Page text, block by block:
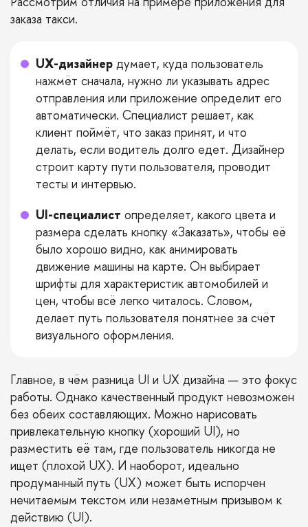
заказа такси.
UX-дизайнер думает, куда пользователь
нажмёт сначала, нужно ли указывать адрес
отправления или приложение определит его
автоматически. Специалист решает, как
клиент поймёт, что заказ принят, и что
делать, если водитель долго едет. Дизайнер
строит карту пути пользователя, проводит
тесты и интервью.
UI-специалист определяет, какого цвета и
размера сделать кнопку «Заказать», чтобы её
было хорошо видно, как анимировать
движение машины на карте. Он выбирает
шрифты для характеристик автомобилей и
цен, чтобы всё легко читалось. Словом,
делает путь пользователя понятнее за счёт
визуального оформления.
Главное, в чём разница UI и UX дизайна — это фокус
работы. Однако качественный продукт невозможен
без обеих составляющих. Можно нарисовать
привлекательную кнопку (хороший UI), но
разместить её там, где пользователь никогда не
ищет (плохой UX). И наоборот, идеально
продуманный путь (UX) может быть испорчен
нечитаемым текстом или незаметным призывом к
действию (UI).